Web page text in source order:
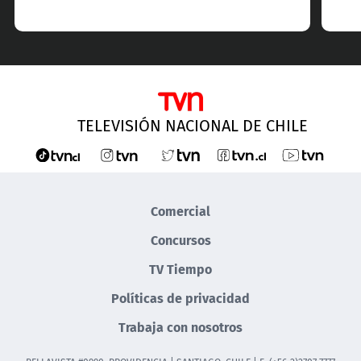
TELEVISIÓN NACIONAL DE CHILE
Comercial
Concursos
TV Tiempo
Políticas de privacidad
Trabaja con nosotros